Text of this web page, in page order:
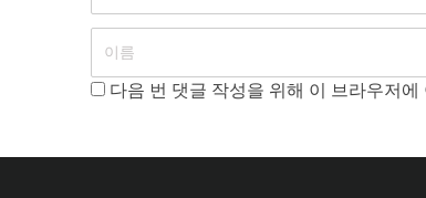
다음 번 댓글 작성을 위해 이 브라우저